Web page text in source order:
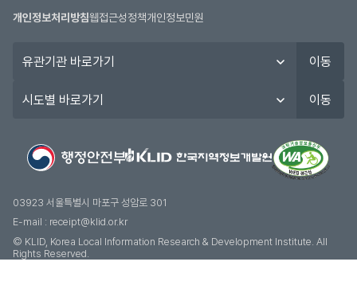
개인정보처리방침웹접근성정책개인정보민원
관
이동
도
기
이동
03923 서울특별시 마포구 성암로 301
E-mail : receipt@klid.or.kr
© KLID, Korea Local Information Research & Development Institute. AII
Rights Reserved.